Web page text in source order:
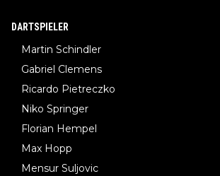
DARTSPIELER
Martin Schindler
Gabriel Clemens
Ricardo Pietreczko
Niko Springer
Florian Hempel
Max Hopp
Mensur Suljovic